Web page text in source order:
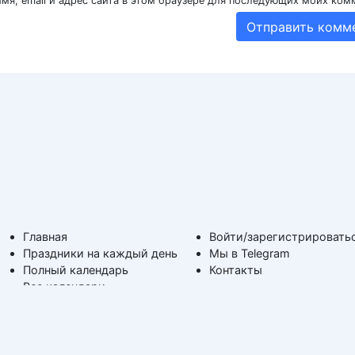
Главная
Праздники на каждый день
Полный календарь
Все календари
Войти/
Мы в Telegram
Контакты